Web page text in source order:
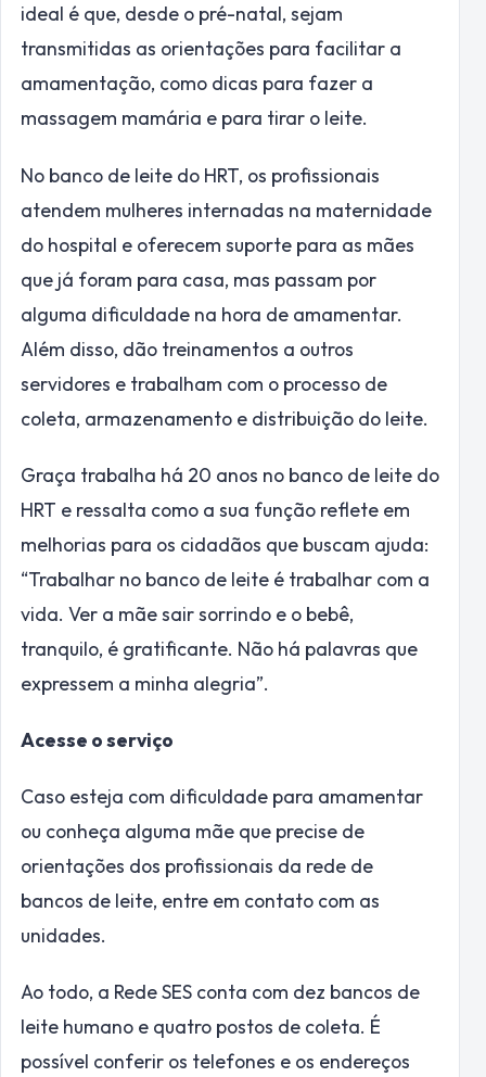
ideal é que, desde o pré-natal, sejam
transmitidas as orientações para facilitar a
amamentação, como dicas para fazer a
massagem mamária e para tirar o leite.
No banco de leite do HRT, os profissionais
atendem mulheres internadas na maternidade
do hospital e oferecem suporte para as mães
que já foram para casa, mas passam por
alguma dificuldade na hora de amamentar.
Além disso, dão treinamentos a outros
servidores e trabalham com o processo de
coleta, armazenamento e distribuição do leite.
Graça trabalha há 20 anos no banco de leite do
HRT e ressalta como a sua função reflete em
melhorias para os cidadãos que buscam ajuda:
“Trabalhar no banco de leite é trabalhar com a
vida. Ver a mãe sair sorrindo e o bebê,
tranquilo, é gratificante. Não há palavras que
expressem a minha alegria”.
Acesse o serviço
Caso esteja com dificuldade para amamentar
ou conheça alguma mãe que precise de
orientações dos profissionais da rede de
bancos de leite, entre em contato com as
unidades.
Ao todo, a Rede SES conta com dez bancos de
leite humano e quatro postos de coleta. É
possível conferir os telefones e os endereços